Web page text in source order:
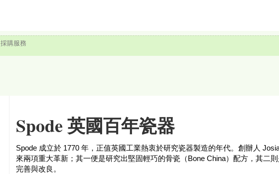
採購服務
Spode 英國百年瓷器
Spode 成立於 1770 年，正值英國工業熱衷於研究瓷器製造的年代。創辦人
來兩項重大革新；其一便是研究出堅固輕巧的骨瓷（Bone China）配方，其二
完善與改良。